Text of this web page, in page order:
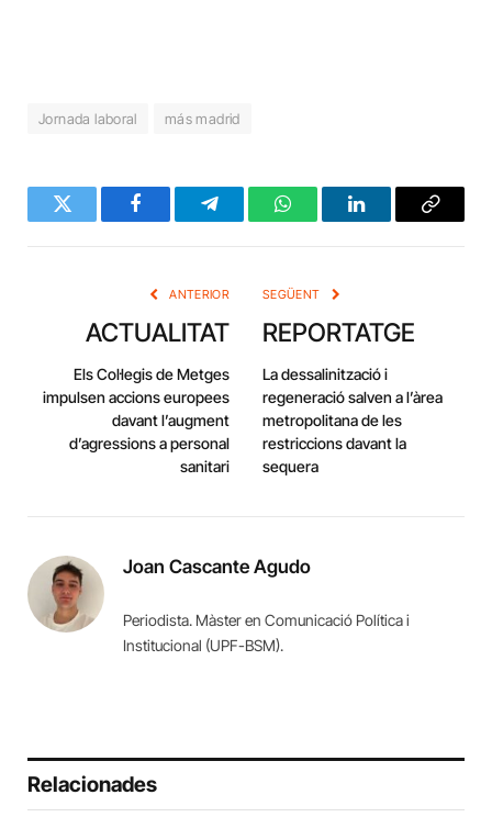
Jornada laboral más madrid
Twitter FacebookTelegramWhatsAppLinkedInCopy
ANTERIOR
ACTUALITAT
Els Col·legis de Metges
impulsen accions europees
davant l’augment
d’agressions a personal
sanitari
SEGÜENT
REPORTATGE
La dessalinització i
regeneració salven a l’àrea
metropolitana de les
restriccions davant la
sequera
Joan Cascante Agudo
Periodista. Màster en Comunicació Política i
Institucional (UPF-BSM).
Relacionades